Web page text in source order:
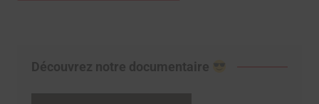
Découvrez notre documentaire